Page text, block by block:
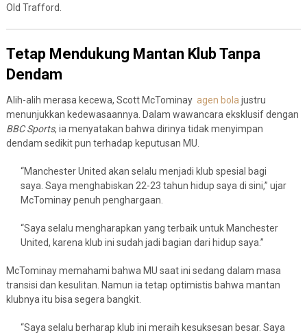
Old Trafford.
Tetap Mendukung Mantan Klub Tanpa
Dendam
Alih-alih merasa kecewa, Scott McTominay agen bola justru
menunjukkan kedewasaannya. Dalam wawancara eksklusif dengan
BBC Sports, ia menyatakan bahwa dirinya tidak menyimpan
dendam sedikit pun terhadap keputusan MU.
“Manchester United akan selalu menjadi klub spesial bagi
saya. Saya menghabiskan 22-23 tahun hidup saya di sini,” ujar
McTominay penuh penghargaan.
“Saya selalu mengharapkan yang terbaik untuk Manchester
United, karena klub ini sudah jadi bagian dari hidup saya.”
McTominay memahami bahwa MU saat ini sedang dalam masa
transisi dan kesulitan. Namun ia tetap optimistis bahwa mantan
klubnya itu bisa segera bangkit.
“Saya selalu berharap klub ini meraih kesuksesan besar. Saya